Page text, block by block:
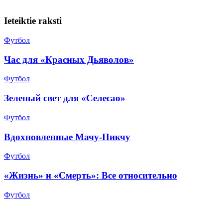
Ieteiktie raksti
Футбол
Час для «Красных Дьяволов»
Футбол
Зеленый свет для «Селесао»
Футбол
Вдохновленные Мачу-Пикчу
Футбол
«Жизнь» и «Смерть»: Все относительно
Футбол